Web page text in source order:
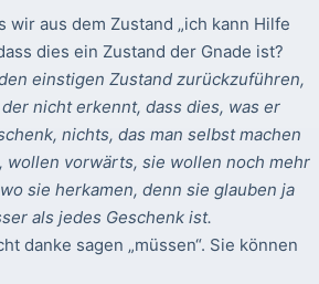
aus dem Zustand „ich kann Hilfe
dies ein Zustand der Gnade ist?
einstigen Zustand zurückzuführen,
nicht erkennt, dass dies, was er
nichts, das man selbst machen
wollen vorwärts, sie wollen noch mehr
sie herkamen, denn sie glauben ja
als jedes Geschenk ist.
danke sagen „müssen“. Sie können